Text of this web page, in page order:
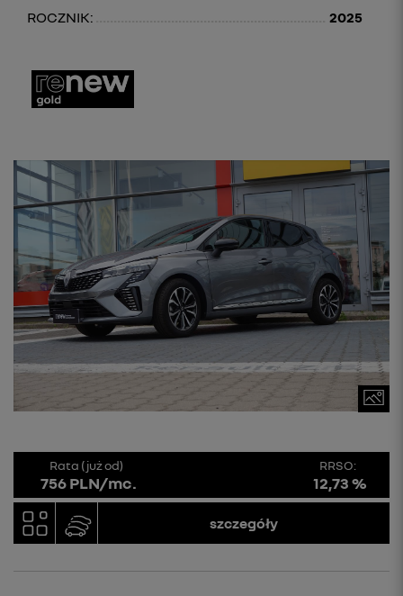
ROCZNIK:
2025
Rata (już od)
756 PLN/mc.
RRSO:
12,73 %
szczegóły